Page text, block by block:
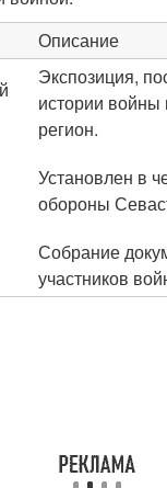
Описание
Экспозиция,
истории
регион.
Установлен в
обороны
Собрание
участников